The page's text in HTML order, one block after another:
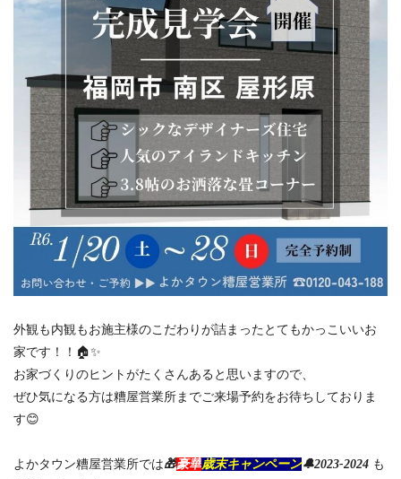
外観も内観もお施主様のこだわりが詰まったとてもかっこいいお
家です！！🏠✨
お家づくりのヒントがたくさんあると思いますので、
ぜひ気になる方は糟屋営業所までご来場予約をお待ちしておりま
す😊
よかタウン糟屋営業所では🎁豪華歳末キャンペーン🔔2023-2024 も